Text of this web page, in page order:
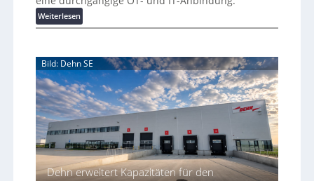
c
s
w
e
t
e
f
f
n
k
t
f
ü
r
p
r
a
x
m
i
t
e
u
e
r
Y
o
u
t
u
b
Weiterlesen:
I
T
-
F
r
a
m
e
w
o
Bild: Dehn SE
Dehn erweitert Kapazitäten für den